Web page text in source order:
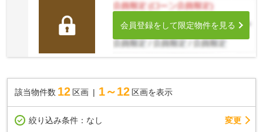
会員登録をして限定物件を見る
該当物件数 12 区画 1～12 区画を表示
絞り込み条件： なし 変更